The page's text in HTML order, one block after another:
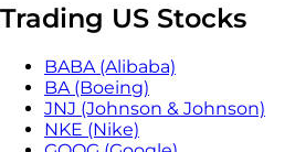
Trading US Stocks
BABA (Alibaba)
BA (Boeing)
JNJ (Johnson & Johnson)
NKE (Nike)